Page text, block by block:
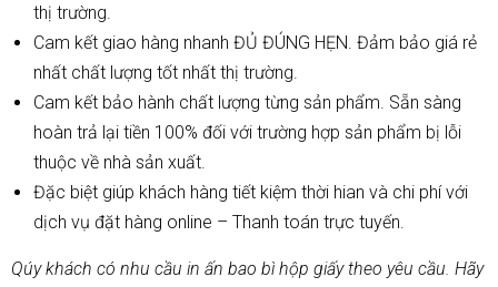
thị trường.
Cam kết giao hàng nhanh ĐỦ ĐÚNG HẸN. Đảm bảo giá rẻ
nhất chất lượng tốt nhất thị trường.
Cam kết bảo hành chất lượng từng sản phẩm. Sẵn sàng
hoàn trả lại tiền 100% đối với trường hợp sản phẩm bị lỗi
thuộc về nhà sản xuất.
Đặc biệt giúp khách hàng tiết kiệm thời hian và chi phí với
dịch vụ đặt hàng online – Thanh toán trực tuyến.
Qúy khách có nhu cầu in ấn bao bì hộp giấy theo yêu cầu. Hãy